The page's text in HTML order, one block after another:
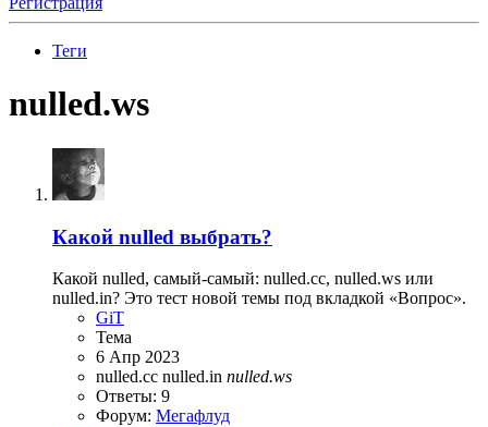
Теги
nulled.ws
Какой nulled выбрать?
Какой nulled, самый-самый: nulled.cc, nulled.ws или
nulled.in? Это тест новой темы под вкладкой «Вопрос».
GiT
Тема
6 Апр 2023
nulled.cc nulled.in nulled.ws
Ответы: 9
Форум: Мегафлуд